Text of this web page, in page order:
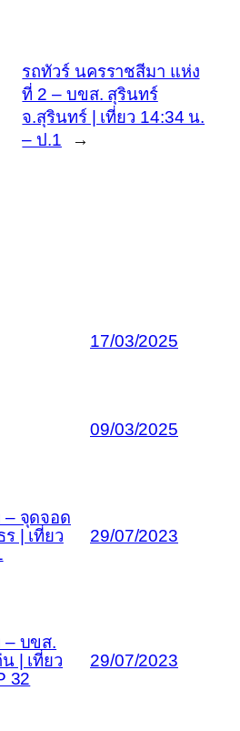
รถทัวร์ นครราชสีมา แห่ง
ที่ 2 – บขส. สุรินทร์
จ.สุรินทร์ | เที่ยว 14:34 น.
– ป.1
→
17/03/2025
09/03/2025
– จุดจอด
| เที่ยว
29/07/2023
– บขส.
| เที่ยว
32
29/07/2023